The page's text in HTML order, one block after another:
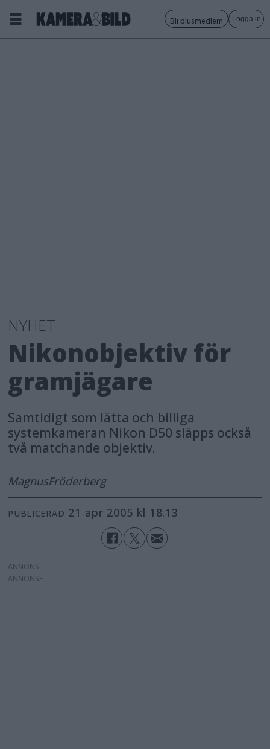
Bli plusmedlem Logga in
NYHET
Nikonobjektiv för
gramjägare
Samtidigt som lätta och billiga
systemkameran Nikon D50 släpps också
två matchande objektiv.
MagnusFröderberg
PUBLICERAD 21 apr 2005 kl 18.13
ANNONS